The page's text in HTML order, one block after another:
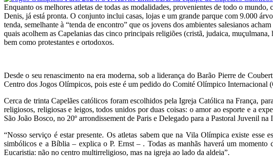
Enquanto os melhores atletas de todas as modalidades, provenientes de todo o
Denis, já está pronta. O conjunto inclui casas, lojas e um grande parque com 9.000
tenda, semelhante à “tenda de encontro” que os jovens dos ambientes salesianos
quais acolhem as Capelanias das cinco principais religiões (cristã, judaica,
bem como protestantes e ortodoxos.
Desde o seu renascimento na era moderna, sob a liderança do Barão Pierre de
Centro dos Jogos Olímpicos, pois este é um pedido do Comité Olímpico
Cerca de trinta Capelães católicos foram escolhidos pela Igreja Católica na França,
religiosos, religiosas e leigos, todos unidos por duas coisas: o amor ao esporte e a
São João Bosco, no 20º arrondissement de Paris e Delegado para a Pastoral Juvenil
“Nosso serviço é estar presente. Os atletas sabem que na Vila Olímpica existe esse
simbólicos e a Bíblia – explica o P. Ernst – . Todas as manhãs haverá um
Eucaristia: não no centro multirreligioso, mas na igreja ao lado da aldeia”.